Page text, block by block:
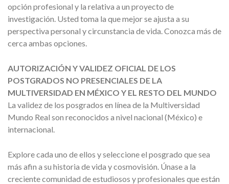
opción profesional y la relativa a un proyecto de
investigación. Usted toma la que mejor se ajusta a su
perspectiva personal y circunstancia de vida. Conozca más de
cerca ambas opciones.
AUTORIZACIÓN Y VALIDEZ OFICIAL DE LOS
POSTGRADOS NO PRESENCIALES DE LA
MULTIVERSIDAD EN MÉXICO Y EL RESTO DEL MUNDO
La validez de los posgrados en línea de la Multiversidad
Mundo Real son reconocidos a nivel nacional (México) e
internacional.
Explore cada uno de ellos y seleccione el posgrado que sea
más afin a su historia de vida y cosmovisión. Únase a la
creciente comunidad de estudiosos y profesionales que están